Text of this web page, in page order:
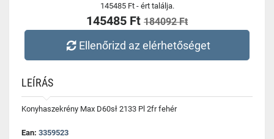
145485 Ft - ért találja.
145485 Ft 184092 Ft
Ellenőrizd az elérhetőséget
LEÍRÁS
Konyhaszekrény Max D60sł 2133 Pl 2fr fehér
Ean: 3359523